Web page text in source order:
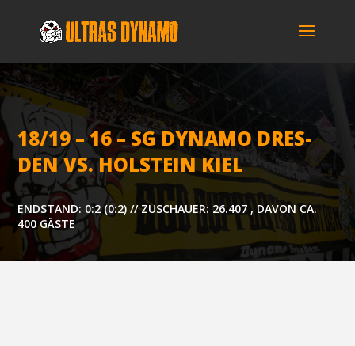
18/19 – 16 – SG DYNA­MO DRES­
DEN VS. HOL­STEIN KIEL
ENDSTAND: 0:2 (0:2) // ZUSCHAUER: 26.407 , DAVON CA.
400 GÄSTE